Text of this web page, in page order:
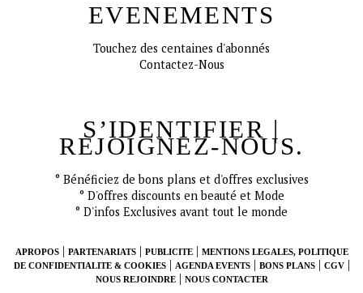
EVENEMENTS
Touchez des centaines d'abonnés
Contactez-Nous
S’IDENTIFIER |
REJOIGNEZ-NOUS.
° Bénéficiez de bons plans et d'offres exclusives
° D'offres discounts en beauté et Mode
° D'infos Exclusives avant tout le monde
APROPOS| PARTENARIATS| PUBLICITE| MENTIONS LEGALES, POLITIQUE
DE CONFIDENTIALITE & COOKIES| AGENDA EVENTS| BONS PLANS| CGV|
NOUS REJOINDRE| NOUS CONTACTER